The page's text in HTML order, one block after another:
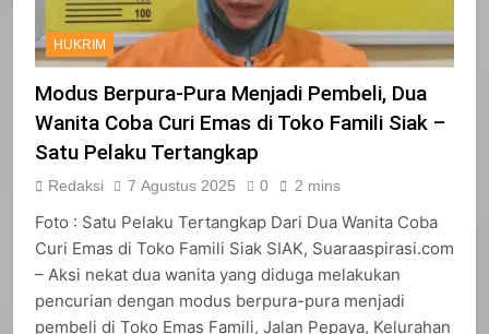
HUKRIM
Modus Berpura-Pura Menjadi Pembeli, Dua
Wanita Coba Curi Emas di Toko Famili Siak –
Satu Pelaku Tertangkap
Redaksi 7 Agustus 2025 0 2 mins
Foto : Satu Pelaku Tertangkap Dari Dua Wanita Coba
Curi Emas di Toko Famili Siak SIAK, Suaraaspirasi.com
– Aksi nekat dua wanita yang diduga melakukan
pencurian dengan modus berpura-pura menjadi
pembeli di Toko Emas Famili, Jalan Pepaya, Kelurahan